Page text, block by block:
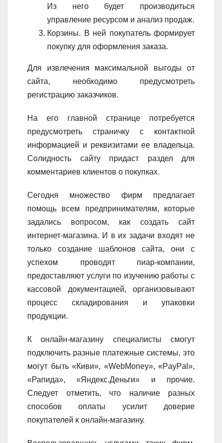
Из него будет производиться
управление ресурсом и анализ продаж.
Корзины. В ней покупатель формирует
покупку для оформления заказа.
Для извлечения максимальной выгоды от
сайта, необходимо предусмотреть
регистрацию заказчиков.
На его главной странице потребуется
предусмотреть страничку с контактной
информацией и реквизитами ее владельца.
Солидность сайту придаст раздел для
комментариев клиентов о покупках.
Сегодня множество фирм предлагает
помощь всем предпринимателям, которые
задались вопросом, как создать сайт
интернет-магазина. И в их задачи входят не
только создание шаблонов сайта, они с
успехом проводят пиар-компании,
предоставляют услуги по изучению работы с
кассовой документацией, организовывают
процесс складирования и упаковки
продукции.
К онлайн-магазину специалисты смогут
подключить разные платежные системы, это
могут быть «Киви», «WebMoney», «PayPal»,
«Рапида», «Яндекс.Деньги» и прочие.
Следует отметить, что наличие разных
способов оплаты усилит доверие
покупателей к онлайн-магазину.